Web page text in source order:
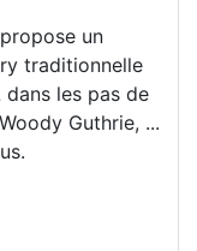
un
traditionnelle
les pas de
Guthrie, ...